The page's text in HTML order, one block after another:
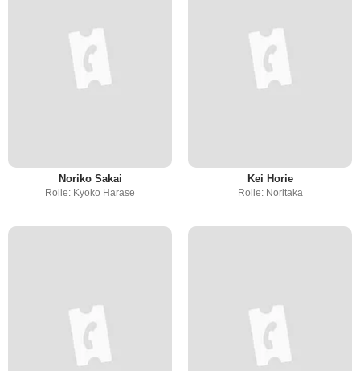
Noriko Sakai
Rolle: Kyoko Harase
Kei Horie
Rolle: Noritaka